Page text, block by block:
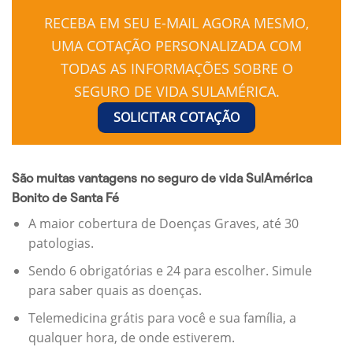
RECEBA EM SEU E-MAIL AGORA MESMO,
UMA COTAÇÃO PERSONALIZADA COM
TODAS AS INFORMAÇÕES SOBRE O
SEGURO DE VIDA SULAMÉRICA.
SOLICITAR COTAÇÃO
São muitas vantagens no seguro de vida SulAmérica
Bonito de Santa Fé
A maior cobertura de Doenças Graves, até 30
patologias.
Sendo 6 obrigatórias e 24 para escolher. Simule
para saber quais as doenças.
Telemedicina grátis para você e sua família, a
qualquer hora, de onde estiverem.